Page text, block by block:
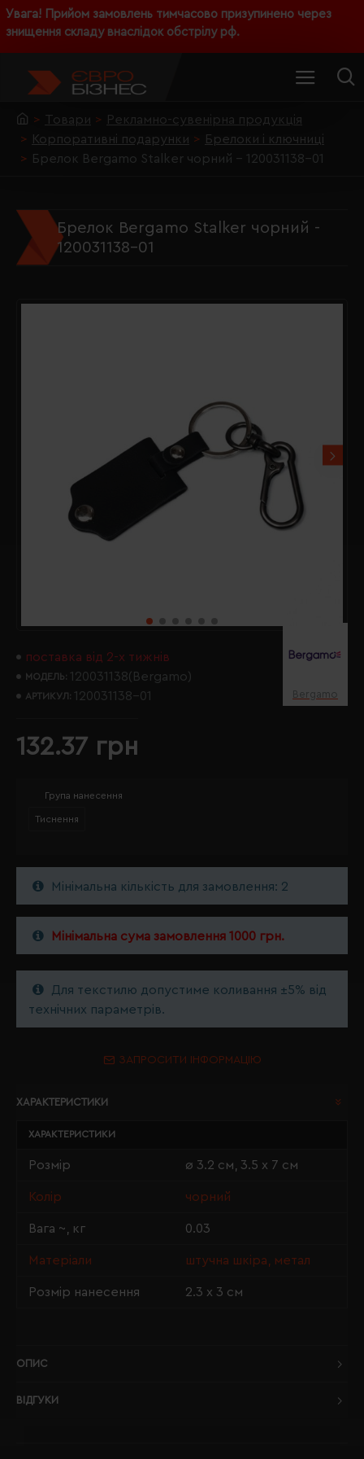
Увага! Прийом замовлень тимчасово призупинено через
знищення складу внаслідок обстрілу рф.
Товари
Рекламно-сувенірна продукція
Корпоративні подарунки
Брелоки і ключниці
Брелок Bergamo Stalker чорний - 120031138-01
Брелок Bergamo Stalker чорний -
120031138-01
поставка від 2-х тижнів
МОДЕЛЬ: 120031138(Bergamo)
АРТИКУЛ: 120031138-01 Bergamo
132.37 грн
Група нанесення
Тиснення
Мінімальна кількість для замовлення: 2
Мінімальна сума замовлення 1000 грн.
Для текстилю допустиме коливання ±5% від
технічних параметрів.
ЗАПРОСИТИ ІНФОРМАЦІЮ
ХАРАКТЕРИСТИКИ
ХАРАКТЕРИСТИКИ
Розмір ø 3.2 см, 3.5 х 7 см
Колір чорний
Вага ~, кг 0.03
Матеріали штучна шкіра, метал
Розмір нанесення 2.3 х 3 см
ОПИС
ВІДГУКИ